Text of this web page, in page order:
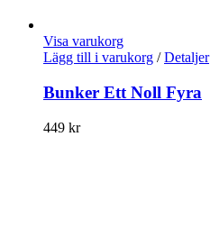
Visa varukorg
Lägg till i varukorg / Detaljer
Bunker Ett Noll Fyra
449 kr